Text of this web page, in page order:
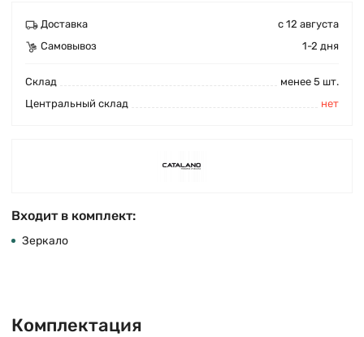
Доставка
с 12 августа
Самовывоз
1-2 дня
Cклад
менее 5 шт.
Центральный склад
нет
Входит в комплект:
Зеркало
Комплектация